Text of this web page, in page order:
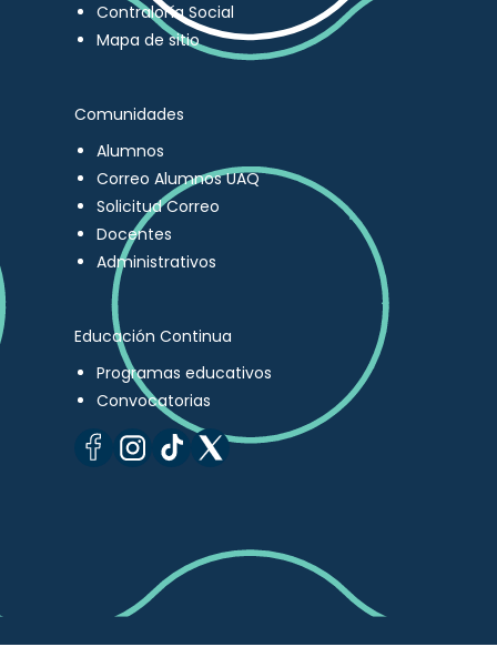
Contraloría Social
Mapa de sitio
Comunidades
Alumnos
Correo Alumnos UAQ
Solicitud Correo
Docentes
Administrativos
Educación Continua
Programas educativos
Convocatorias